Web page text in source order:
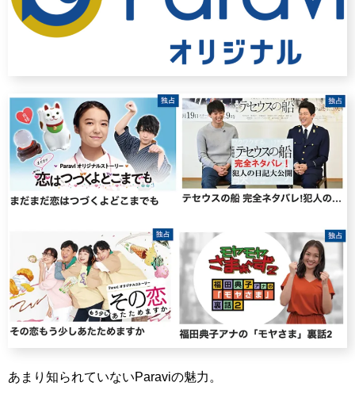
あまり知られていないParaviの魅力。